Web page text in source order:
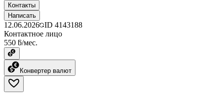
Контакты
Написать
12.06.2026 ID 4143188
Контактное лицо
550 ƃ/мес.
Конвертер валют